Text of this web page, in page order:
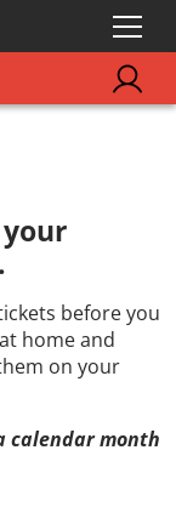
before you
home and
on your
calendar month